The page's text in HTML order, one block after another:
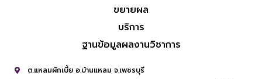
ขยายผล
บริการ
ฐานข้อมูลผลงานวิชาการ
ต.แหลมผักเบี้ย อ.บ้านแหลม จ.เพชรบุรี